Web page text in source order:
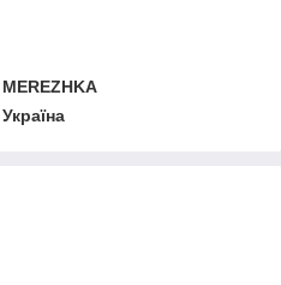
MEREZHKA
Україна